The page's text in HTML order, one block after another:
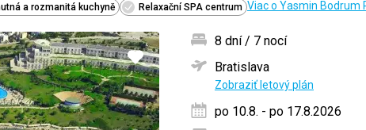
a rozmanitá kuchyně Relaxační SPA centrum Viac o Yasmin Bodrum
Pridať
do
obľúbených
8 dní / 7 nocí
Bratislava
Zobraziť letový plán
po 10.8. - po 17.8.2026